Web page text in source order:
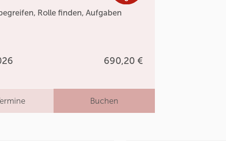
Rolle finden, Aufgaben
690,20 €
Buchen